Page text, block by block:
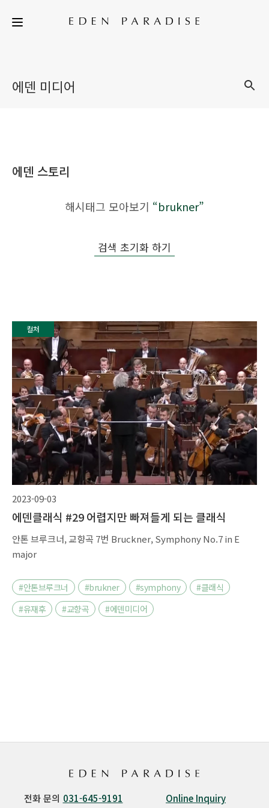
에덴 미디어
에덴 스토리
해시태그 모아보기 “brukner”
검색 초기화 하기
컬처
2023-09-03
에덴클래식 #29 어렵지만 빠져들게 되는 클래식
안톤 브루크너, 교향곡 7번 Bruckner, Symphony No.7 in E
major
#안톤브루크너 #brukner #symphony
#클래식
#유재후
#교향곡 #에덴미디어
전화 문의 031-645-9191 Online Inquiry